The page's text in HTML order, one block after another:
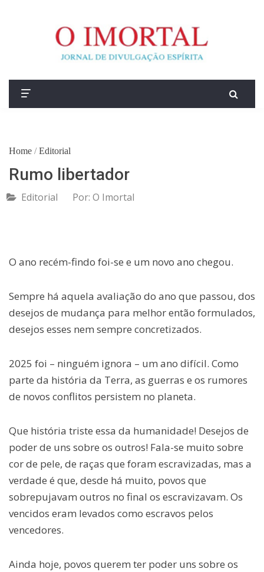
Home / Editorial
Rumo libertador
Editorial Por: O Imortal
O ano recém-findo foi-se e um novo ano chegou.
Sempre há aquela avaliação do ano que passou, dos
desejos de mudança para melhor então formulados,
desejos esses nem sempre concretizados.
2025 foi – ninguém ignora – um ano difícil. Como
parte da história da Terra, as guerras e os rumores
de novos conflitos persistem no planeta.
Que história triste essa da humanidade! Desejos de
poder de uns sobre os outros! Fala-se muito sobre
cor de pele, de raças que foram escravizadas, mas a
verdade é que, desde há muito, povos que
sobrepujavam outros no final os escravizavam. Os
vencidos eram levados como escravos pelos
vencedores.
Ainda hoje, povos querem ter poder uns sobre os